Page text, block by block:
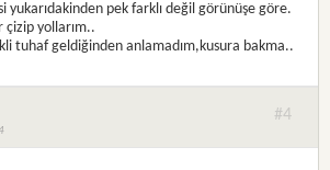
yukarıdakinden pek farklı değil görünüşe göre.
çizip yollarım..
tuhaf geldiğinden anlamadım,kusura bakma..
#4